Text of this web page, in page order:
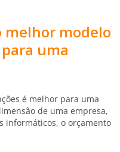
melhor modelo
uma
é melhor para uma
de uma empresa,
informáticos, o orçamento